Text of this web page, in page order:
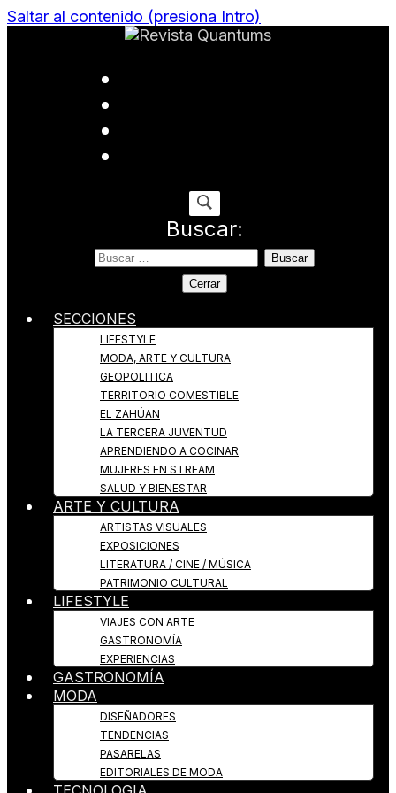
Saltar al contenido (presiona Intro)
Revista Quantums
Buscar:
Cerrar
SECCIONES
LIFESTYLE
MODA, ARTE Y CULTURA
GEOPOLITICA
TERRITORIO COMESTIBLE
EL ZAHÚAN
LA TERCERA JUVENTUD
APRENDIENDO A COCINAR
MUJERES EN STREAM
SALUD Y BIENESTAR
ARTE Y CULTURA
ARTISTAS VISUALES
EXPOSICIONES
LITERATURA / CINE / MÚSICA
PATRIMONIO CULTURAL
LIFESTYLE
VIAJES CON ARTE
GASTRONOMÍA
EXPERIENCIAS
GASTRONOMÍA
MODA
DISEÑADORES
TENDENCIAS
PASARELAS
EDITORIALES DE MODA